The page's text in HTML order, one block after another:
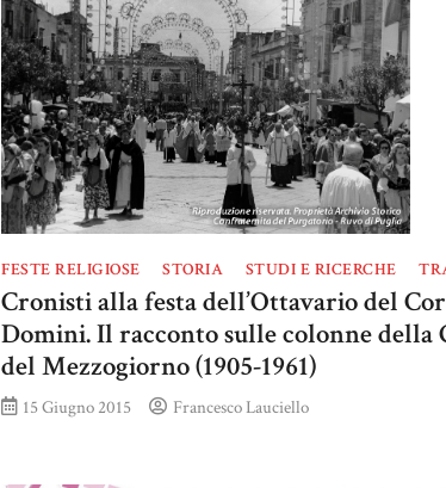
FESTE RELIGIOSE STORIA STUDI E RICERCHE
Cronisti alla festa dell’Ottavario del
Domini. Il racconto sulle colonne della
del Mezzogiorno (1905-1961)
15 Giugno 2015 Francesco Lauciello